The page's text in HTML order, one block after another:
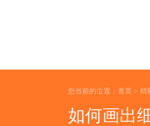
您当前的位置：首页 >精
如何画出